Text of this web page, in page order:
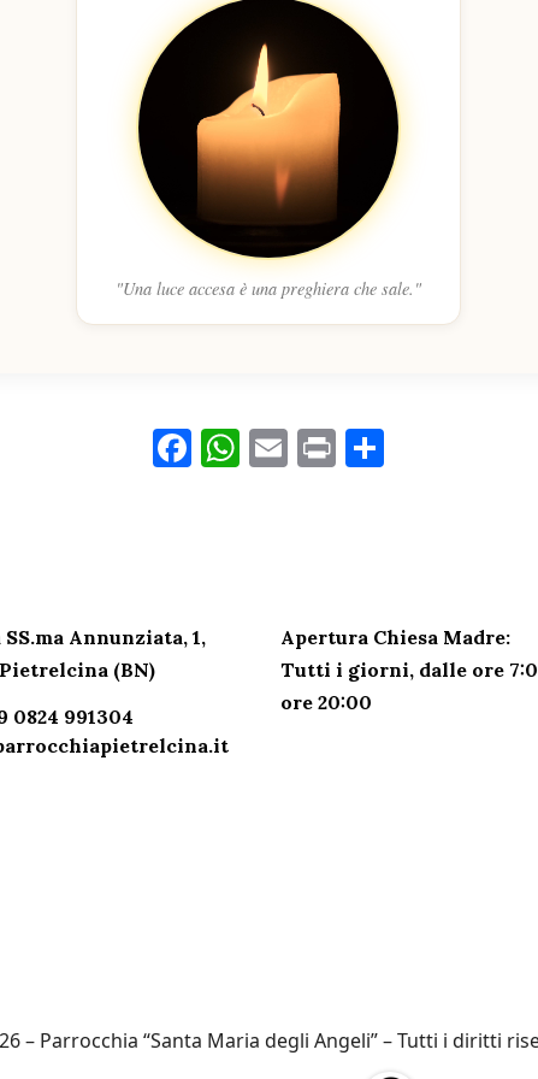
"Una luce accesa è una preghiera che sale."
Facebook
WhatsApp
Email
Print
SS.ma Annunziata, 1,
(BN)
0824 991304
Apertura Chiesa Madre:
Tutti i giorni, dalle ore
ore 20:00
– Parrocchia “Santa Maria degli Angeli” – Tutti i diritti